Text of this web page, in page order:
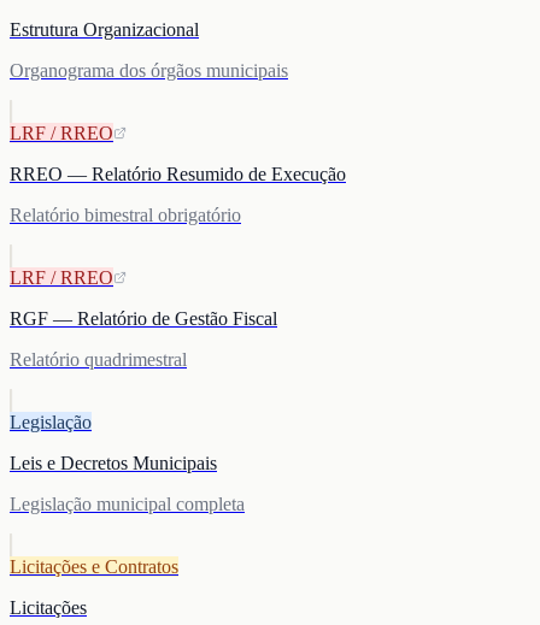
Estrutura Organizacional
Organograma dos órgãos municipais
LRF / RREO
RREO — Relatório Resumido de Execução
Relatório bimestral obrigatório
LRF / RREO
RGF — Relatório de Gestão Fiscal
Relatório quadrimestral
Legislação
Leis e Decretos Municipais
Legislação municipal completa
Licitações e Contratos
Licitações